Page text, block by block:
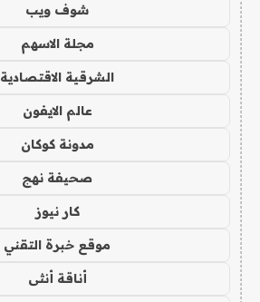
شوف ويب
مجلة الاسهم
الشرقية الاقتصادية
عالم الايفون
مدونة كوكان
صحيفة نهج
كار نيوز
موقع خبرة التقني
أناقة أنثى